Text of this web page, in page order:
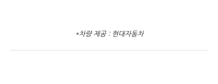
*차량 제공 : 현대자동차